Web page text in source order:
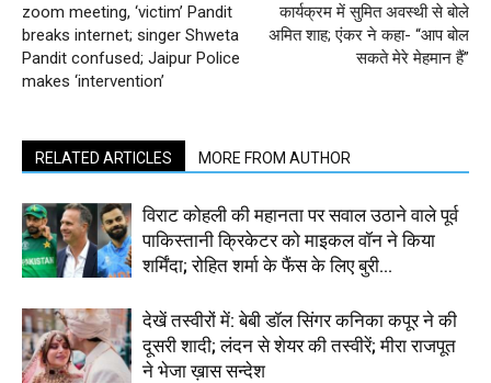
zoom meeting, ‘victim’ Pandit
breaks internet; singer Shweta
Pandit confused; Jaipur Police
makes ‘intervention’
कार्यक्रम में सुमित अवस्थी से बोले
अमित शाह; एंकर ने कहा- “आप बोल
सकते मेरे मेहमान हैं”
RELATED ARTICLES MORE FROM AUTHOR
विराट कोहली की महानता पर सवाल उठाने वाले पूर्व
पाकिस्तानी क्रिकेटर को माइकल वॉन ने किया
शर्मिंदा; रोहित शर्मा के फैंस के लिए बुरी...
देखें तस्वीरों में: बेबी डॉल सिंगर कनिका कपूर ने की
दूसरी शादी; लंदन से शेयर की तस्वीरें; मीरा राजपूत
ने भेजा ख़ास सन्देश